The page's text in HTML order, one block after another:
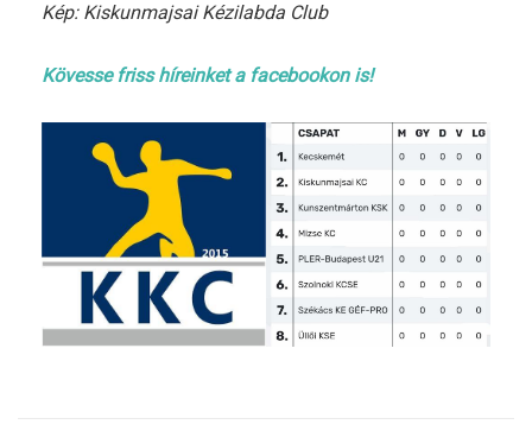
Kép: Kiskunmajsai Kézilabda Club
Kövesse friss híreinket a facebookon is!